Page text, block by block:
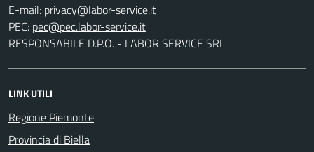
E-mail:
PEC:
RESPONSABILE D.P.O. - LABOR SERVICE SRL
LINK UTILI
Regione Piemonte
Provincia di Biella